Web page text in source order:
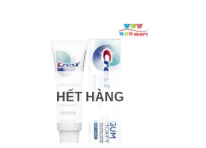
HẾT HÀNG